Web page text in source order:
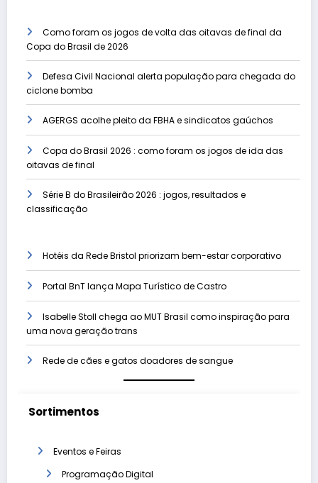
Como foram os jogos de volta das oitavas de final da
Copa do Brasil de 2026
Defesa Civil Nacional alerta população para chegada do
ciclone bomba
AGERGS acolhe pleito da FBHA e sindicatos gaúchos
Copa do Brasil 2026 : como foram os jogos de ida das
oitavas de final
Série B do Brasileirão 2026 : jogos, resultados e
classificação
Hotéis da Rede Bristol priorizam bem-estar corporativo
Portal BnT lança Mapa Turístico de Castro
Isabelle Stoll chega ao MUT Brasil como inspiração para
uma nova geração trans
Rede de cães e gatos doadores de sangue
Sortimentos
Eventos e Feiras
Programação Digital